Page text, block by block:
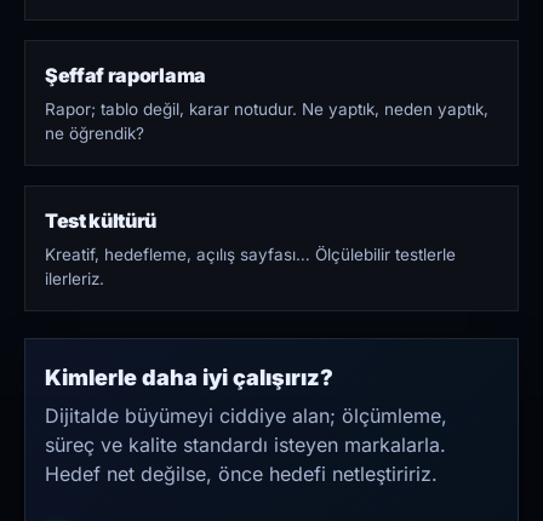
Şeffaf raporlama
Rapor; tablo değil, karar notudur. Ne yaptık, neden yaptık,
ne öğrendik?
Test kültürü
Kreatif, hedefleme, açılış sayfası… Ölçülebilir testlerle
ilerleriz.
Kimlerle daha iyi çalışırız?
Dijitalde büyümeyi ciddiye alan; ölçümleme,
süreç ve kalite standardı isteyen markalarla.
Hedef net değilse, önce hedefi netleştiririz.